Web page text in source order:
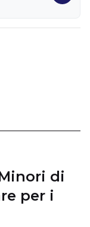
di
per i